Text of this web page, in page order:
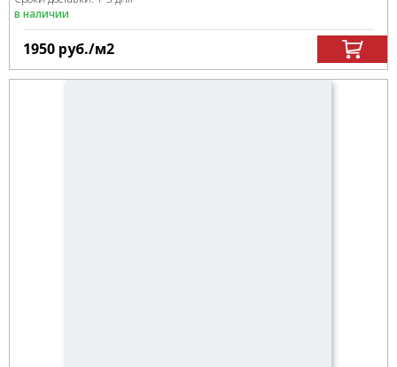
в наличии
1950 руб./м2